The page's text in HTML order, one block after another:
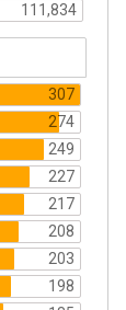
111,834
307
274
249
227
217
208
203
198